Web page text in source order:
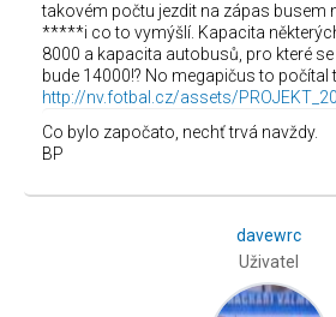
takovém počtu jezdit na zápas busem
*****i co to vymýšlí. Kapacita
8000 a kapacita autobusů, pro které
bude 14000!? No megapičus to počítal
http://nv.fotbal.cz/assets/
Co bylo započato, nechť trvá navždy.
BP
davewrc
Uživatel